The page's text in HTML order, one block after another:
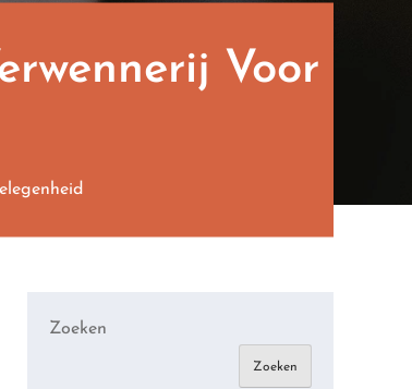
Voor
Zoeken
Zoeken